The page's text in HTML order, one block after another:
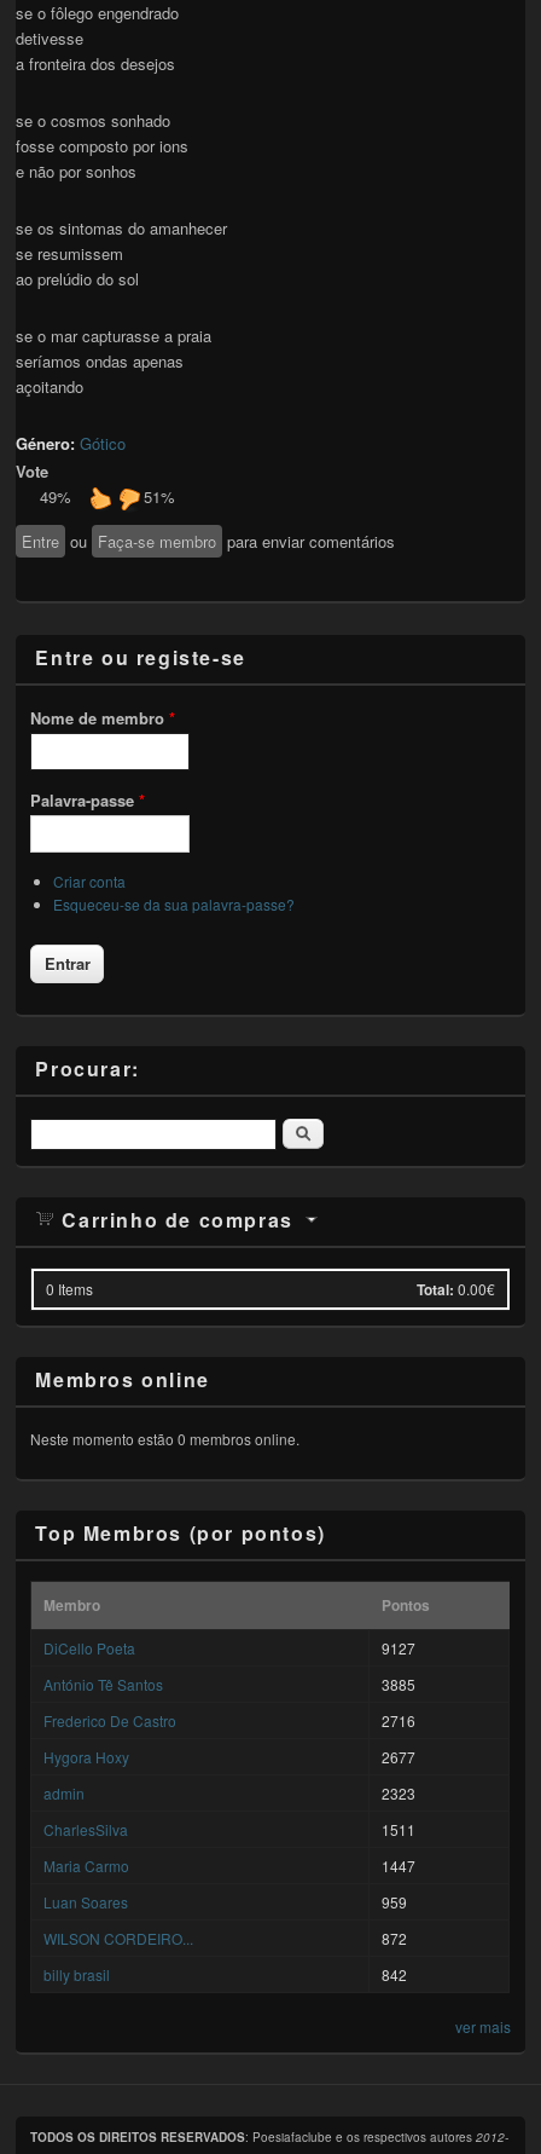
se o fôlego engendrado
detivesse
a fronteira dos desejos
se o cosmos sonhado
fosse composto por ions
e não por sonhos
se os sintomas do amanhecer
se resumissem
ao prelúdio do sol
se o mar capturasse a praia
seríamos ondas apenas
açoitando
Género:Gótico
Vote
49%
51%
Entre ou Faça-se membro para enviar comentários
Entre ou registe-se
Nome de membro*
Palavra-passe*
Criar conta
Esqueceu-se da sua palavra-passe?
Procurar:
Pesquisar
Carrinho de compras
0 Items Total: 0.00€
Membros online
Neste momento estão 0 membros online.
Top Membros (por pontos)
Membro Pontos
DiCello Poeta
9127
António Tê Santos
3885
Frederico De Castro
2716
Hygora Hoxy
2677
admin
2323
CharlesSilva
1511
Maria Carmo
1447
Luan Soares
959
WILSON CORDEIRO...
872
billy brasil
842
ver mais
TODOS OS DIREITOS RESERVADOS: Poesiafaclube e os respectivos autores2012-